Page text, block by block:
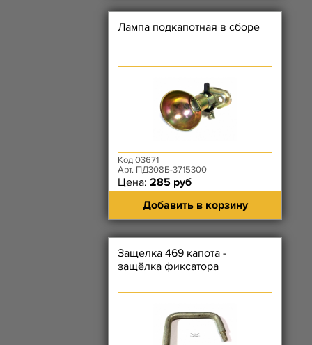
Лампа подкапотная в сборе
Код 03671
Арт. ПД308Б-3715300
Цена: 285 руб
Добавить в корзину
Защелка 469 капота -
защёлка фиксатора